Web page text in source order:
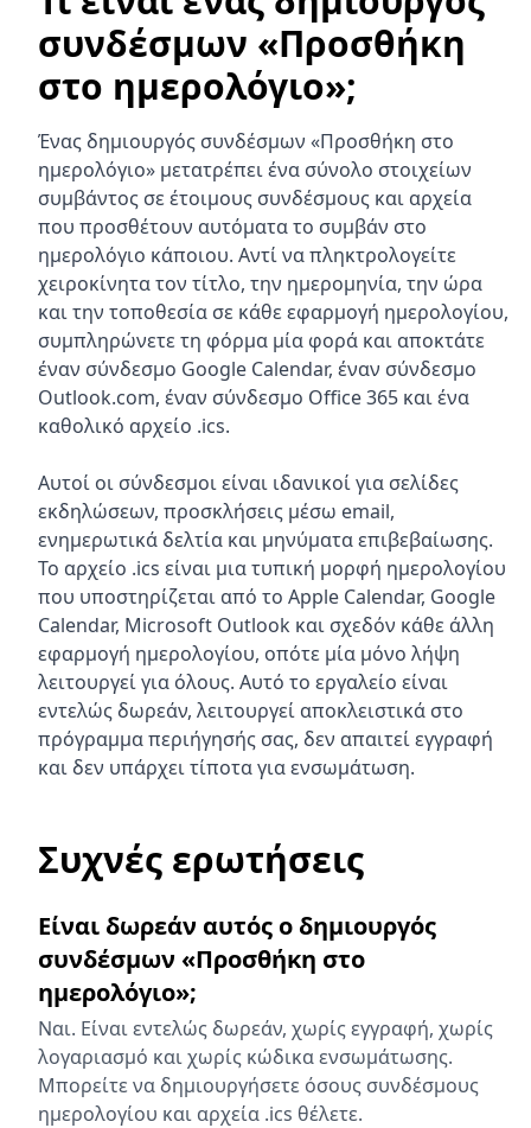
συνδέσμων «Προσθήκη
στο ημερολόγιο»;
Ένας δημιουργός συνδέσμων «Προσθήκη στο
ημερολόγιο» μετατρέπει ένα σύνολο στοιχείων
συμβάντος σε έτοιμους συνδέσμους και αρχεία
που προσθέτουν αυτόματα το συμβάν στο
ημερολόγιο κάποιου. Αντί να πληκτρολογείτε
χειροκίνητα τον τίτλο, την ημερομηνία, την ώρα
και την τοποθεσία σε κάθε εφαρμογή ημερολογίου,
συμπληρώνετε τη φόρμα μία φορά και αποκτάτε
έναν σύνδεσμο Google Calendar, έναν σύνδεσμο
Outlook.com, έναν σύνδεσμο Office 365 και ένα
καθολικό αρχείο .ics.
Αυτοί οι σύνδεσμοι είναι ιδανικοί για σελίδες
εκδηλώσεων, προσκλήσεις μέσω email,
ενημερωτικά δελτία και μηνύματα επιβεβαίωσης.
Το αρχείο .ics είναι μια τυπική μορφή ημερολογίου
που υποστηρίζεται από το Apple Calendar, Google
Calendar, Microsoft Outlook και σχεδόν κάθε άλλη
εφαρμογή ημερολογίου, οπότε μία μόνο λήψη
λειτουργεί για όλους. Αυτό το εργαλείο είναι
εντελώς δωρεάν, λειτουργεί αποκλειστικά στο
πρόγραμμα περιήγησής σας, δεν απαιτεί εγγραφή
και δεν υπάρχει τίποτα για ενσωμάτωση.
Συχνές ερωτήσεις
Είναι δωρεάν αυτός ο δημιουργός
συνδέσμων «Προσθήκη στο
ημερολόγιο»;
Ναι. Είναι εντελώς δωρεάν, χωρίς εγγραφή, χωρίς
λογαριασμό και χωρίς κώδικα ενσωμάτωσης.
Μπορείτε να δημιουργήσετε όσους συνδέσμους
ημερολογίου και αρχεία .ics θέλετε.